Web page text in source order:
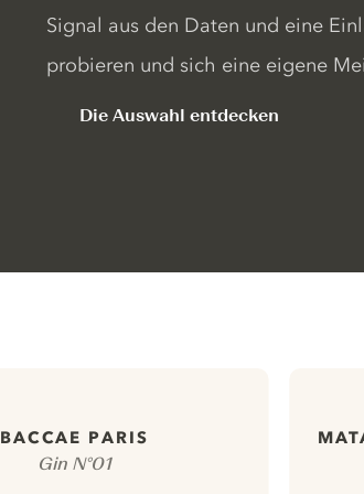
Signal aus den Daten und eine
probieren und sich eine eigene
Die Auswahl entdecken
BACCAE PARIS
Gin N°01